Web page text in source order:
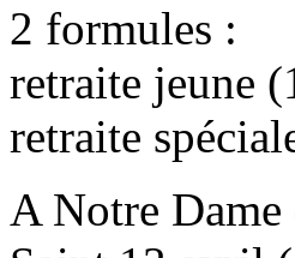
2 formules :
retraite jeune
retraite
A Notre Dame